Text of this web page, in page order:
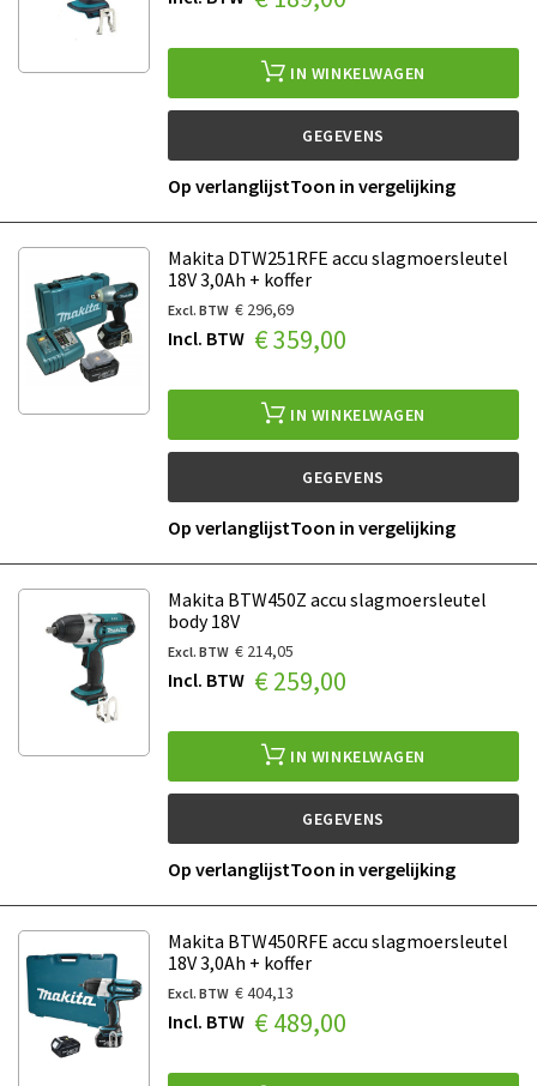
IN WINKELWAGEN
GEGEVENS
Op verlanglijstToon in vergelijking
Makita DTW251RFE accu slagmoersleutel
18V 3,0Ah + koffer
€ 296,69
€ 359,00
IN WINKELWAGEN
GEGEVENS
Op verlanglijstToon in vergelijking
Makita BTW450Z accu slagmoersleutel
body 18V
€ 214,05
€ 259,00
IN WINKELWAGEN
GEGEVENS
Op verlanglijstToon in vergelijking
Makita BTW450RFE accu slagmoersleutel
18V 3,0Ah + koffer
€ 404,13
€ 489,00